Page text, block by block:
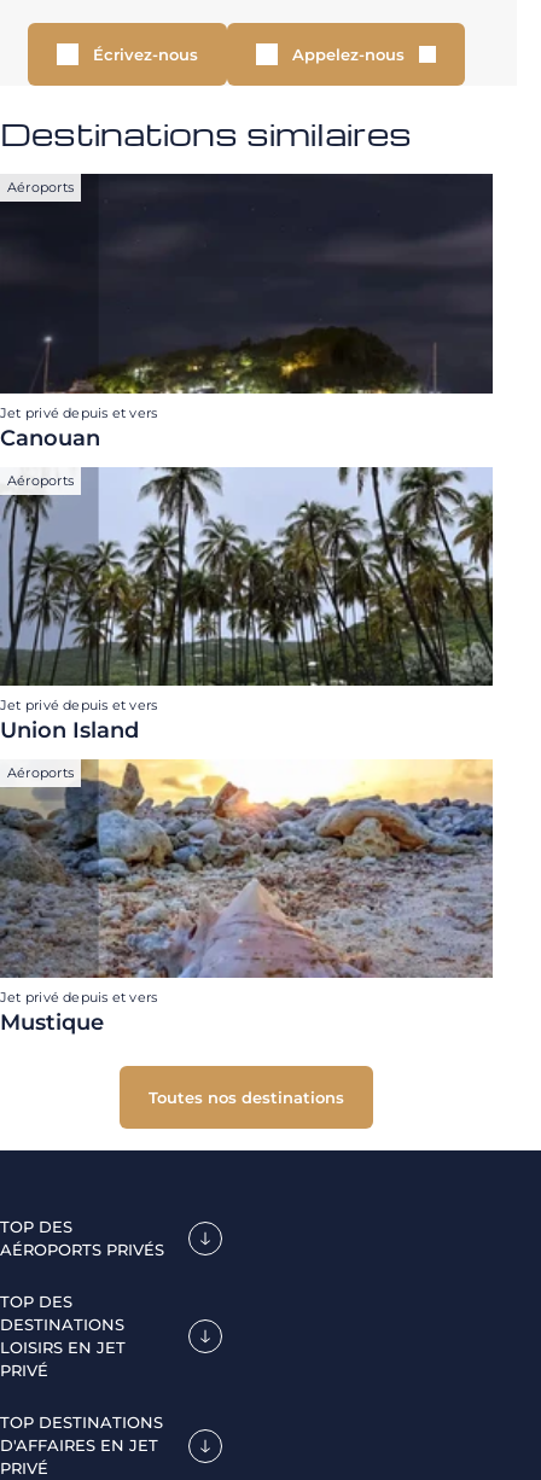
Écrivez-nous Appelez-nous
Destinations similaires
Aéroports
Jet privé depuis et vers
Canouan
Aéroports
Jet privé depuis et vers
Union Island
Aéroports
Jet privé depuis et vers
Mustique
Toutes nos destinations
TOP DES
AÉROPORTS PRIVÉS
TOP DES
DESTINATIONS
LOISIRS EN JET
PRIVÉ
TOP DESTINATIONS
D'AFFAIRES EN JET
PRIVÉ